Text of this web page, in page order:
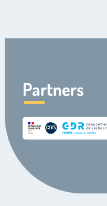
Partners